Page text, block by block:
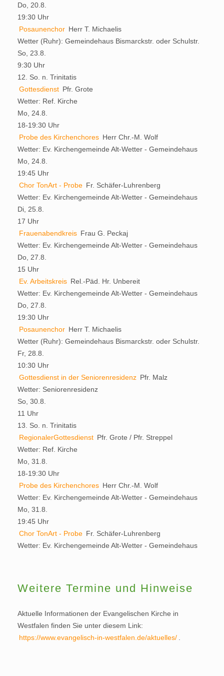
Do, 20.8.
19:30 Uhr
Posaunenchor Herr T. Michaelis
Wetter (Ruhr): Gemeindehaus Bismarckstr. oder Schulstr.
So, 23.8.
9:30 Uhr
12. So. n. Trinitatis
Gottesdienst Pfr. Grote
Wetter: Ref. Kirche
Mo, 24.8.
18-19:30 Uhr
Probe des Kirchenchores Herr Chr.-M. Wolf
Wetter: Ev. Kirchengemeinde Alt-Wetter - Gemeindehaus
Mo, 24.8.
19:45 Uhr
Chor TonArt - Probe Fr. Schäfer-Luhrenberg
Wetter: Ev. Kirchengemeinde Alt-Wetter - Gemeindehaus
Di, 25.8.
17 Uhr
Frauenabendkreis Frau G. Peckaj
Wetter: Ev. Kirchengemeinde Alt-Wetter - Gemeindehaus
Do, 27.8.
15 Uhr
Ev. Arbeitskreis Rel.-Päd. Hr. Unbereit
Wetter: Ev. Kirchengemeinde Alt-Wetter - Gemeindehaus
Do, 27.8.
19:30 Uhr
Posaunenchor Herr T. Michaelis
Wetter (Ruhr): Gemeindehaus Bismarckstr. oder Schulstr.
Fr, 28.8.
10:30 Uhr
Gottesdienst in der Seniorenresidenz Pfr. Malz
Wetter: Seniorenresidenz
So, 30.8.
11 Uhr
13. So. n. Trinitatis
RegionalerGottesdienst Pfr. Grote / Pfr. Streppel
Wetter: Ref. Kirche
Mo, 31.8.
18-19:30 Uhr
Probe des Kirchenchores Herr Chr.-M. Wolf
Wetter: Ev. Kirchengemeinde Alt-Wetter - Gemeindehaus
Mo, 31.8.
19:45 Uhr
Chor TonArt - Probe Fr. Schäfer-Luhrenberg
Wetter: Ev. Kirchengemeinde Alt-Wetter - Gemeindehaus
Weitere Termine und Hinweise
Aktuelle Informationen der Evangelischen Kirche in
Westfalen finden Sie unter diesem Link:
https://www.evangelisch-in-westfalen.de/aktuelles/